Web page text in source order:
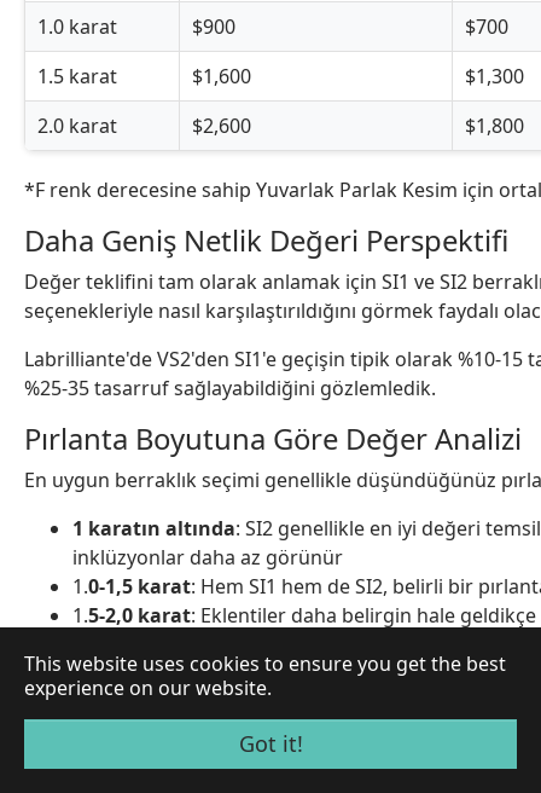
This website uses cookies to ensure you get the best
experience on our website.
Got it!
1.0 karat
$900
$700
1.5 karat
$1,600
$1,300
2.0 karat
$2,600 $1,800
*F renk derecesine sahip Yuvarlak Parlak Kesim için
Daha Geniş Netlik Değeri Perspektifi
Değer teklifini tam olarak anlamak için SI1 ve SI2
seçenekleriyle nasıl karşılaştırıldığını görmek faydalı
Labrilliante'de VS2'den SI1'e geçişin tipik olarak %10-15
%25-35 tasarruf sağlayabildiğini gözlemledik.
Pırlanta Boyutuna Göre Değer Analizi
En uygun berraklık seçimi genellikle düşündüğünüz
1 karatın altında: SI2 genellikle en iyi değeri
inklüzyonlar daha az görünür
1.0-1,5 karat: Hem SI1 hem de SI2, belirli bir
1.5-2,0 karat: Eklentiler daha belirgin hale
2,0 karatın üzerinde: SI1 genellikle tavsiye edilir
gelmektedir
Fiyat/Değer Tatlı Noktasını Bulmak